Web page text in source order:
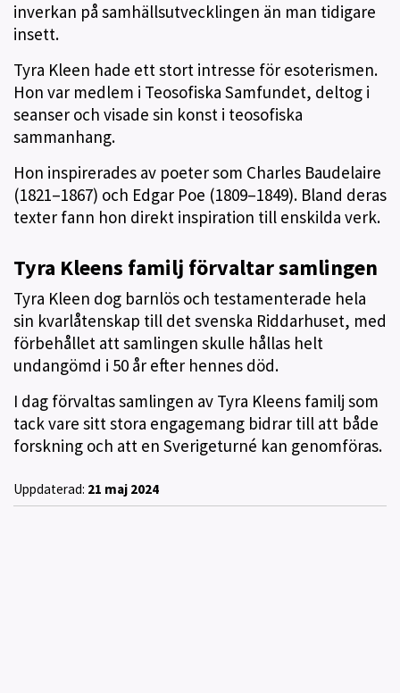
inverkan på samhällsutvecklingen än man tidigare
insett.
Tyra Kleen hade ett stort intresse för esoterismen.
Hon var medlem i Teosofiska Samfundet, deltog i
seanser och visade sin konst i teosofiska
sammanhang.
Hon inspirerades av poeter som Charles Baudelaire
(1821–1867) och Edgar Poe (1809–1849). Bland deras
texter fann hon direkt inspiration till enskilda verk.
Tyra Kleens familj förvaltar samlingen
Tyra Kleen dog barnlös och testamenterade hela
sin kvarlåtenskap till det svenska Riddarhuset, med
förbehållet att samlingen skulle hållas helt
undangömd i 50 år efter hennes död.
I dag förvaltas samlingen av Tyra Kleens familj som
tack vare sitt stora engagemang bidrar till att både
forskning och att en Sverigeturné kan genomföras.
Uppdaterad: 21 maj 2024